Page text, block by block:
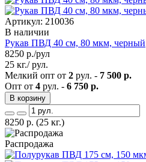
Артикул: 210036
В наличии
Рукав ПВД 40 см, 80 мкм, черный
8250 р./рул
25 кг./ рул.
Мелкий опт от 2 рул. - 7 500 р.
Опт от 4 рул. - 6 750 р.
В корзину
8250 р. (25 кг.)
Распродажа